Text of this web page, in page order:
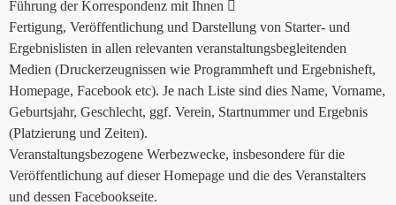
Führung der Korrespondenz mit Ihnen 
Fertigung, Veröffentlichung und Darstellung von Starter- und
Ergebnislisten in allen relevanten veranstaltungsbegleitenden
Medien (Druckerzeugnissen wie Programmheft und Ergebnisheft,
Homepage, Facebook etc). Je nach Liste sind dies Name, Vorname,
Geburtsjahr, Geschlecht, ggf. Verein, Startnummer und Ergebnis
(Platzierung und Zeiten).
Veranstaltungsbezogene Werbezwecke, insbesondere für die
Veröffentlichung auf dieser Homepage und die des Veranstalters
und dessen Facebookseite.